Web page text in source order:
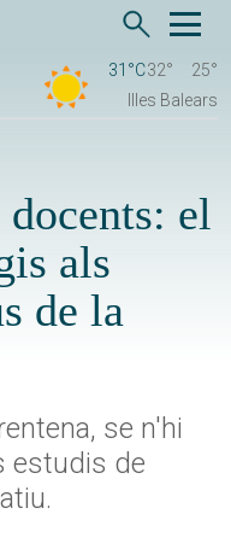
31°C32°
25°
Illes Balears
el
als
de la
se n'hi
estudis de